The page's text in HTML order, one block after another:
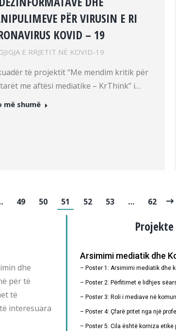
PËR VIRUSIN E RI
KOVID – 19
E RRJETIT NË KOVID-19
të projektit “Me mendim kritik për
me aftësi mediatike – KrThink” i…
më shumë
49 50 51 52 53 … 62
dhe
për të
të
interesuara
– Poster 1: Arsimimi mediatik dhe
– Poster 2: Përfitimet e lidhjes
– Poster 3: Roli i mediave në
– Poster 4: Çfarë pritet nga një
– Poster 5: Cila është korniza
Arsimimi mediatik dhe